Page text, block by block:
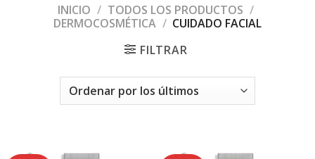
INICIO / TODOS LOS PRODUCTOS /
DERMOCOSMÉTICA / CUIDADO FACIAL
FILTRAR